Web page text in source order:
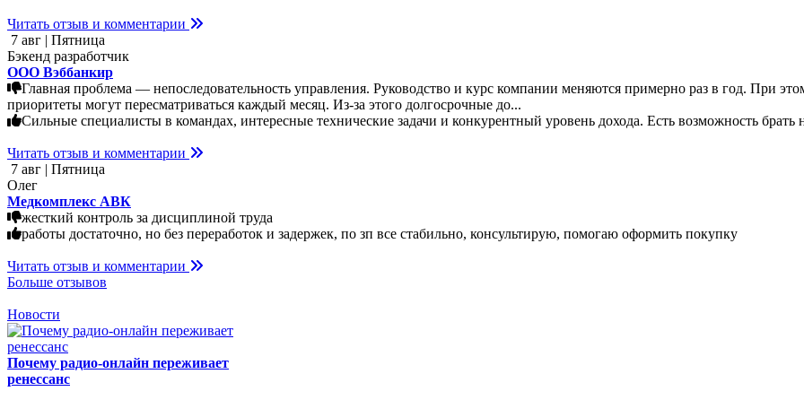
Читать отзыв и комментарии
7 авг | Пятница
Бэкенд разработчик
ООО Вэббанкир
Главная проблема — непоследовательность управления. Руководство и курс компании меняются примерно раз в год. При
приоритеты могут пересматриваться каждый месяц. Из-за этого долгосрочные до...
Сильные специалисты в командах, интересные технические задачи и конкурентный уровень дохода. Есть возможность брать
Читать отзыв и комментарии
7 авг | Пятница
Олег
Медкомплекс АВК
жесткий контроль за дисциплиной труда
работы достаточно, но без переработок и задержек, по зп все стабильно, консультирую, помогаю оформить покупку
Читать отзыв и комментарии
Больше отзывов
Новости
Почему радио-онлайн переживает
ренессанс